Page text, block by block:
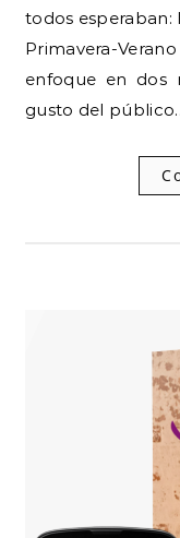
todos
Primavera-
enfoque en dos
gusto del